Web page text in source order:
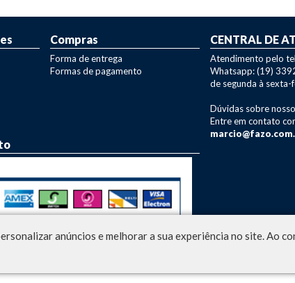
Compras
Forma de entrega
Formas de pagamento
CENTRAL DE
Atendimento pelo
Whatsapp: (19)
de segunda à
Dúvidas sobre
Entre em contato
anúncios e melhorar a sua experiência no site. Ao